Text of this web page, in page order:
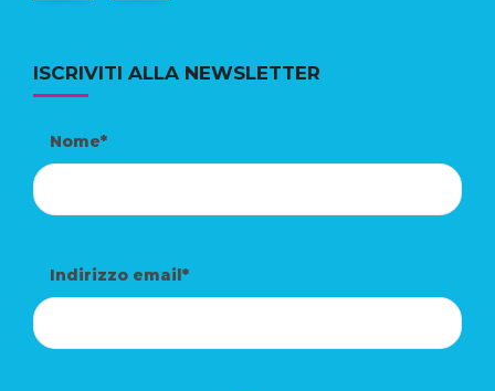
ISCRIVITI ALLA NEWSLETTER
Nome*
Indirizzo email*